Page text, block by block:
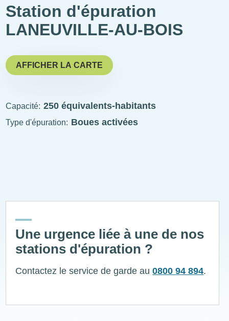
Station d'épuration
LANEUVILLE-AU-BOIS
AFFICHER LA CARTE
visitable
Capacité 250 équivalents-habitants
Type d'épuration Boues activées
Une urgence liée à une de nos
stations d'épuration ?
Contactez le service de garde au0800 94 894.